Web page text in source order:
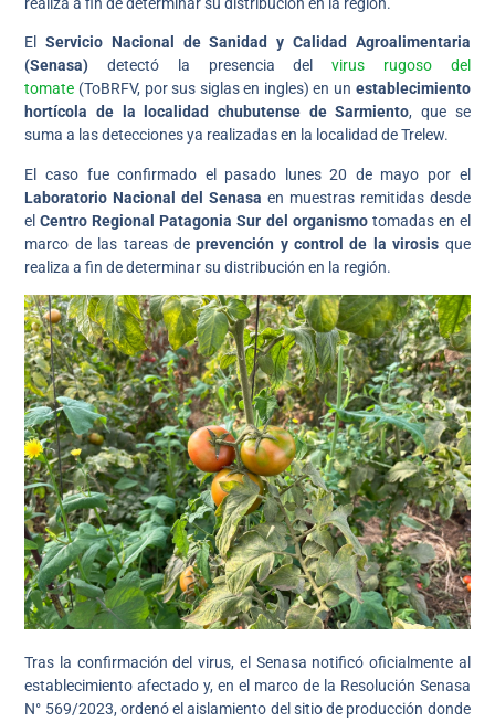
ElServicio Nacional de Sanidad y Calidad Agroalimentaria
(Senasa) detectó la presencia delvirus rugoso del
tomate (ToBRFV, por sus siglas en ingles) en un establecimiento
hortícola de la localidad chubutense de Sarmiento, que se
suma a las detecciones ya realizadas en la localidad de Trelew.
El caso fue confirmado el pasado lunes 20 de mayo por el
Laboratorio Nacional del Senasa en muestras remitidas desde
elCentro Regional Patagonia Sur del organismotomadas en el
marco de las tareas deprevención y control de la virosis que
realiza a fin de determinar su distribución en la región.
Tras la confirmación del virus, el Senasa notificó oficialmente al
establecimiento afectado y, en el marco de la Resolución Senasa
N° 569/2023, ordenó el aislamiento del sitio de producción donde